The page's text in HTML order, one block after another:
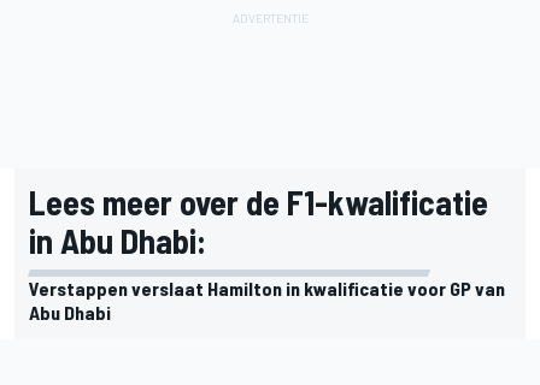
Lees meer over de F1-kwalificatie
in Abu Dhabi:
Verstappen verslaat Hamilton in kwalificatie voor GP van
Abu Dhabi